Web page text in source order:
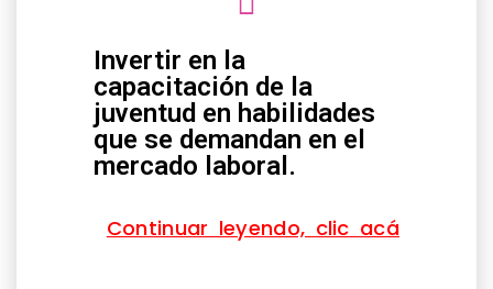
Invertir en la
capacitación de la
juventud en habilidades
que se demandan en el
mercado laboral.
Continuar leyendo, clic acá